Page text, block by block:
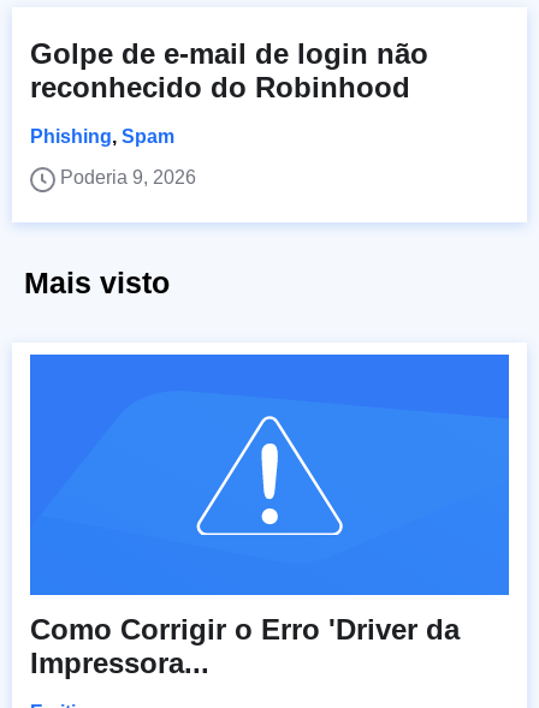
Golpe de e-mail de login não
reconhecido do Robinhood
Phishing, Spam
Poderia 9, 2026
Mais visto
Como Corrigir o Erro 'Driver da
Impressora...